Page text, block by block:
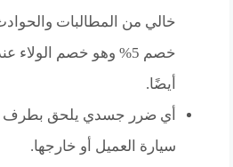
خالي من المطالبات
خصم 5% وهو خصم الولاء
أيضًا.
أي ضرر جسدي يلحق بطرف
سيارة العميل أو خارجها.